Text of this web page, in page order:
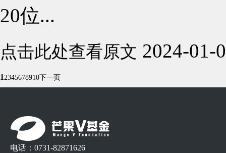
20位...
点击此处查看原文 2024-01-
12345678910下一页
电话：0731-82871626